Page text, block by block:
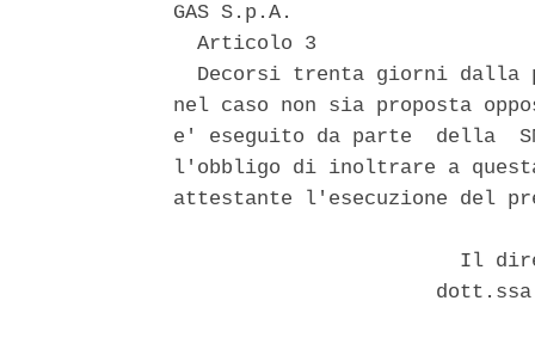
GAS S.p.A.
  Articolo 3
Decorsi trenta giorni dalla
nel caso non sia proposta
e' eseguito da parte  della
l'obbligo di inoltrare a questa
attestante l'esecuzione del
Il